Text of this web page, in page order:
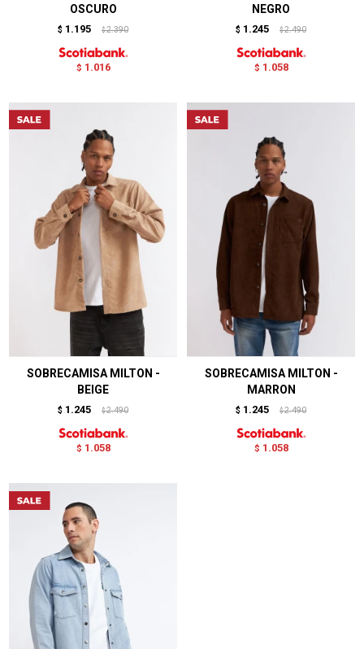
OSCURO
$ 1.195 $ 2.390
$ 1.016
NEGRO
$ 1.245 $ 2.490
$ 1.058
SOBRECAMISA MILTON -
BEIGE
$ 1.245 $ 2.490
$ 1.058
SOBRECAMISA MILTON -
MARRON
$ 1.245 $ 2.490
$ 1.058